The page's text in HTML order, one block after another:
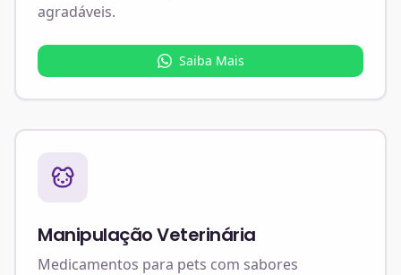
agradáveis.
Saiba Mais
Manipulação Veterinária
Medicamentos para pets com sabores